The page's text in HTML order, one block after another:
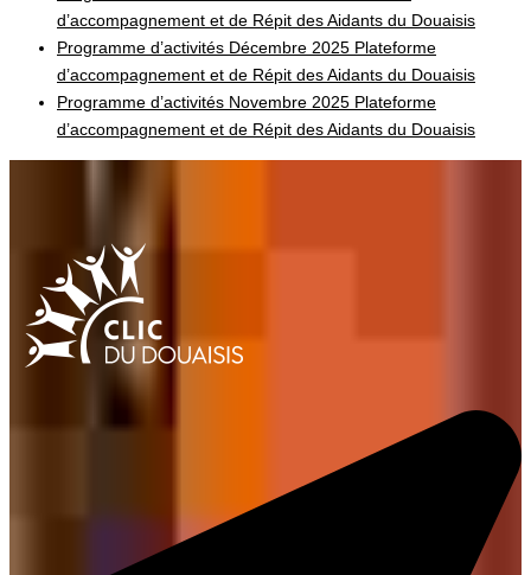
d’accompagnement et de Répit des Aidants du Douaisis
Programme d’activités Décembre 2025 Plateforme
d’accompagnement et de Répit des Aidants du Douaisis
Programme d’activités Novembre 2025 Plateforme
d’accompagnement et de Répit des Aidants du Douaisis